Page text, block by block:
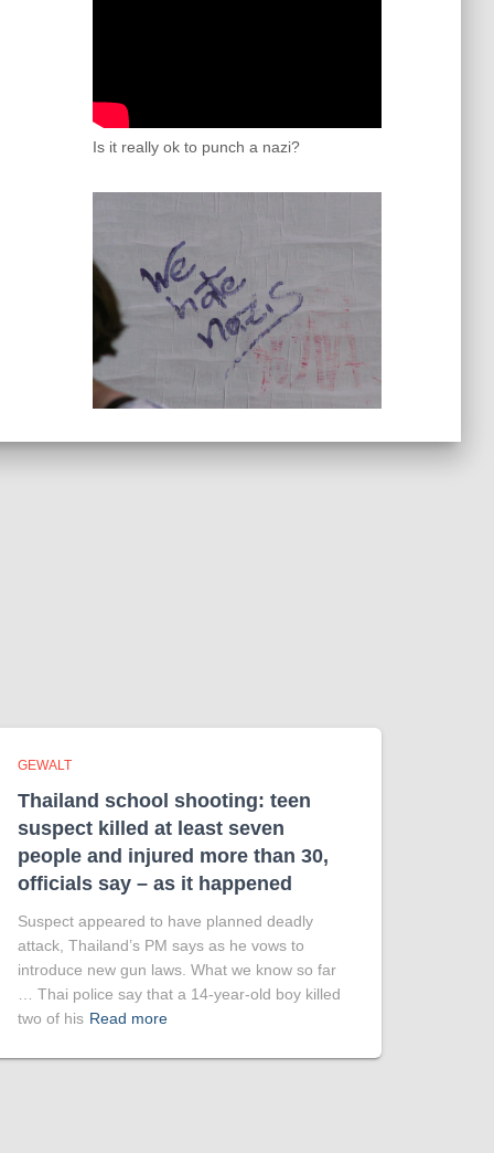
Is it really ok to punch a nazi?
GEWALT
Thailand school shooting: teen
suspect killed at least seven
people and injured more than 30,
officials say – as it happened
Suspect appeared to have planned deadly
attack, Thailand’s PM says as he vows to
introduce new gun laws. What we know so far
… Thai police say that a 14-year-old boy killed
two of his Read more